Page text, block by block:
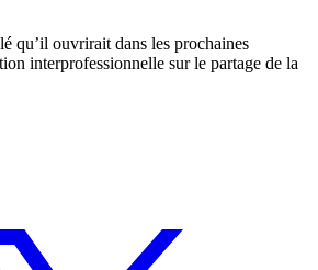
qu’il ouvrirait dans les prochaines
interprofessionnelle sur le partage de la